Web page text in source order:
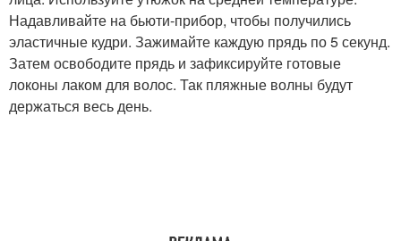
Надавливайте на бьюти-прибор, чтобы получились
эластичные кудри. Зажимайте каждую прядь по 5 секунд.
Затем освободите прядь и зафиксируйте готовые
локоны лаком для волос. Так пляжные волны будут
держаться весь день.